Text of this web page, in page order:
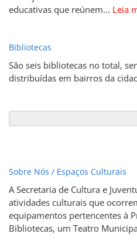
educativas que reúnem... Leia
Bibliotecas
São seis bibliotecas no total,
distribuídas em bairros da
Sobre Nós / Espaços Culturais
A Secretaria de Cultura e
atividades culturais que
equipamentos pertencentes à
Bibliotecas, um Teatro